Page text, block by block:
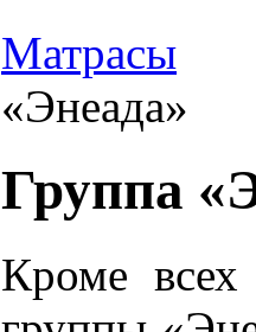
Матрасы
«Энеада»
Группа
Кроме всех